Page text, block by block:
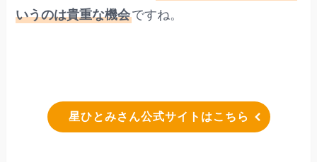
いうのは貴重な機会ですね。
星ひとみさん公式サイトはこちら